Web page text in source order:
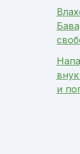
и